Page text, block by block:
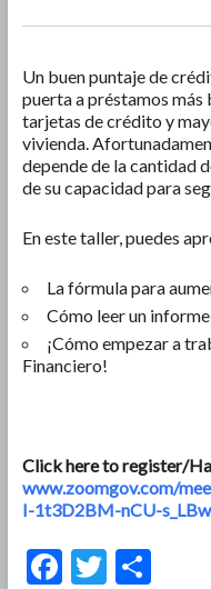
Un buen puntaje de
puerta a préstamos
tarjetas de crédito y
vivienda.
depende de la cantidad
de su capacidad para
En este taller, puedes
La fórmula para
Cómo leer un
¡Cómo empezar a
Financiero!
Click here to register/
www.zoomgov.com/
I-1t3D2BM-nCU-s_LBw
F T S